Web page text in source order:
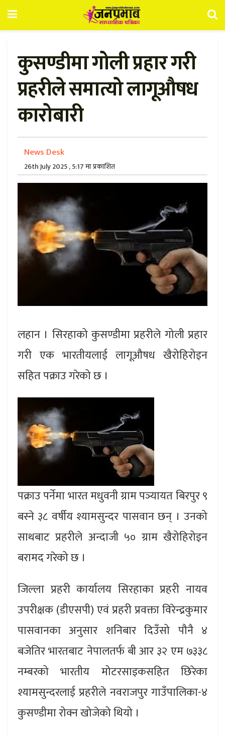
कुसण्डीमा गोली प्रहार गरी
प्रहरीले समात्यो लागूऔषध
कारोबारी
News Desk
26th July 2025 , 5:17 मा प्रकाशित
लहान । सिरहाको कुसण्डीमा प्रहरीले गोली प्रहार
गरी एक भारतीयलाई लागूऔषध खैरोहिरोइन
सहित पक्राउ गरेको छ ।
पक्राउ पर्नेमा भारत मधुवनी ग्राम पञ्यायत बिरपुर ९
बस्ने ३८ वर्षीय श्यामसुन्दर पासवान छन् । उनको
साथबाट प्रहरीले अन्दाजी ५० ग्राम खैरोहिरोइन
बरामद गरेको छ ।
जिल्ला प्रहरी कार्यालय सिरहाका प्रहरी नायव
उपरीक्षक (डीएसपी) एवं प्रहरी प्रवक्ता विरेन्द्रकुमार
पासवानका अनुसार शनिबार दिउँसो पौनै ४
बजेतिर भारतबाट नेपालतर्फ बी आर ३२ एम ७३३८
नम्बरको भारतीय मोटरसाइकसहित छिरेका
श्यामसुन्दरलाई प्रहरीले नवराजपुर गाउँपालिका-४
कुसण्डीमा रोक्न खोजेको थियो ।